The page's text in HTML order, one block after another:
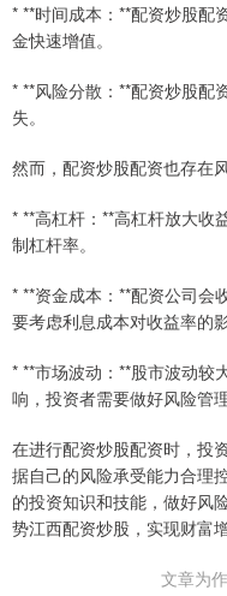
* **时间成本：**配资炒股配
金快速增值。
* **风险分散：**配资炒股配
失。
然而，配资炒股配资也存在
* **高杠杆：**高杠杆放大收
制杠杆率。
* **资金成本：**配资公司会
要考虑利息成本对收益率的影
* **市场波动：**股市波动较
响，投资者需要做好风险管理
在进行配资炒股配资时，投
据自己的风险承受能力合理
的投资知识和技能，做好风
势江西配资炒股，实现财富增
文章为